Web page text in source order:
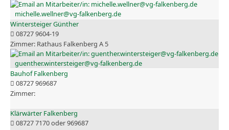
michelle.wellner@vg-falkenberg.de
Wintersteiger Günther
08727 9604-19
Rathaus Falkenberg A 5
guenther.wintersteiger@vg-falkenberg.de
Bauhof Falkenberg
08727 969687
Klärwärter Falkenberg
08727 7170 oder 969687